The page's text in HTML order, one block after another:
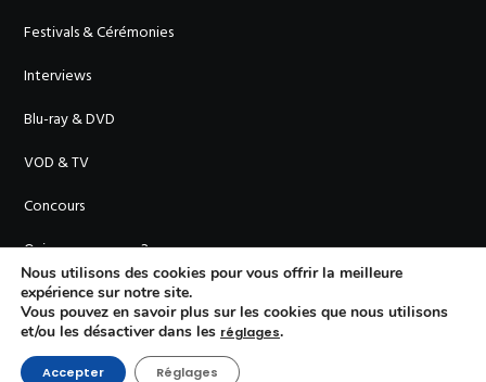
Festivals & Cérémonies
Interviews
Blu-ray & DVD
VOD & TV
Concours
Qui sommes-nous ?
Nous utilisons des cookies pour vous offrir la meilleure
expérience sur notre site.
Vous pouvez en savoir plus sur les cookies que nous utilisons
et/ou les désactiver dans les réglages.
Accepter Réglages